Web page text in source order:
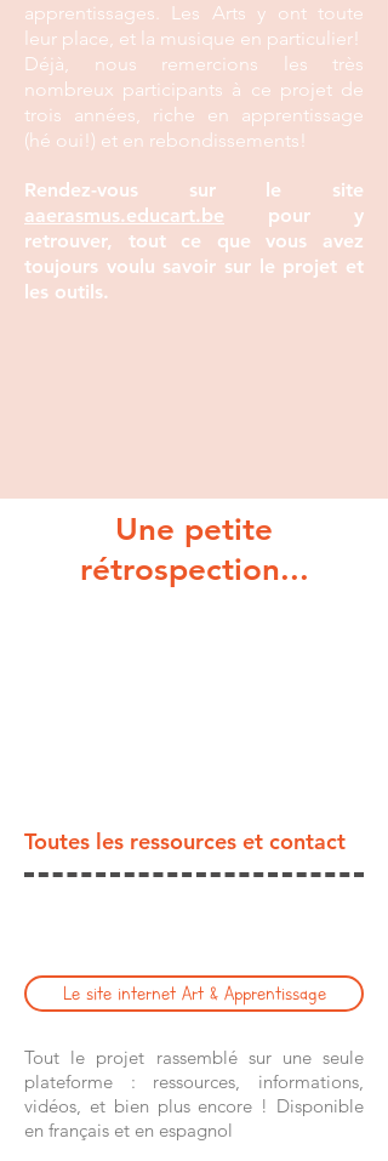
apprentissages. Les Arts y ont toute
leur place, et la musique en particulier!
Déjà, nous remercions les très
nombreux participants à ce projet de
trois années, riche en apprentissage
(hé oui!) et en rebondissements!
Rendez-vous sur le site
aaerasmus.educart.be pour y
retrouver, tout ce que vous avez
toujours voulu savoir sur le projet et
les outils.
Une petite
rétrospection...
Toutes les ressources et contact
Le site internet Art & Apprentissage
Tout le projet rassemblé sur une seule
plateforme : ressources, informations,
vidéos, et bien plus encore ! Disponible
en français et en espagnol